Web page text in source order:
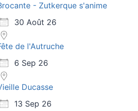
- Zutkerque s'anime
30 Août 26
de l'Autruche
6 Sep 26
Ducasse
13 Sep 26